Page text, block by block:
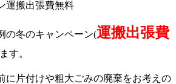
の冬のキャンペーン(運搬出張費
す。
に片付けや粗大ごみの廃棄をお考えの